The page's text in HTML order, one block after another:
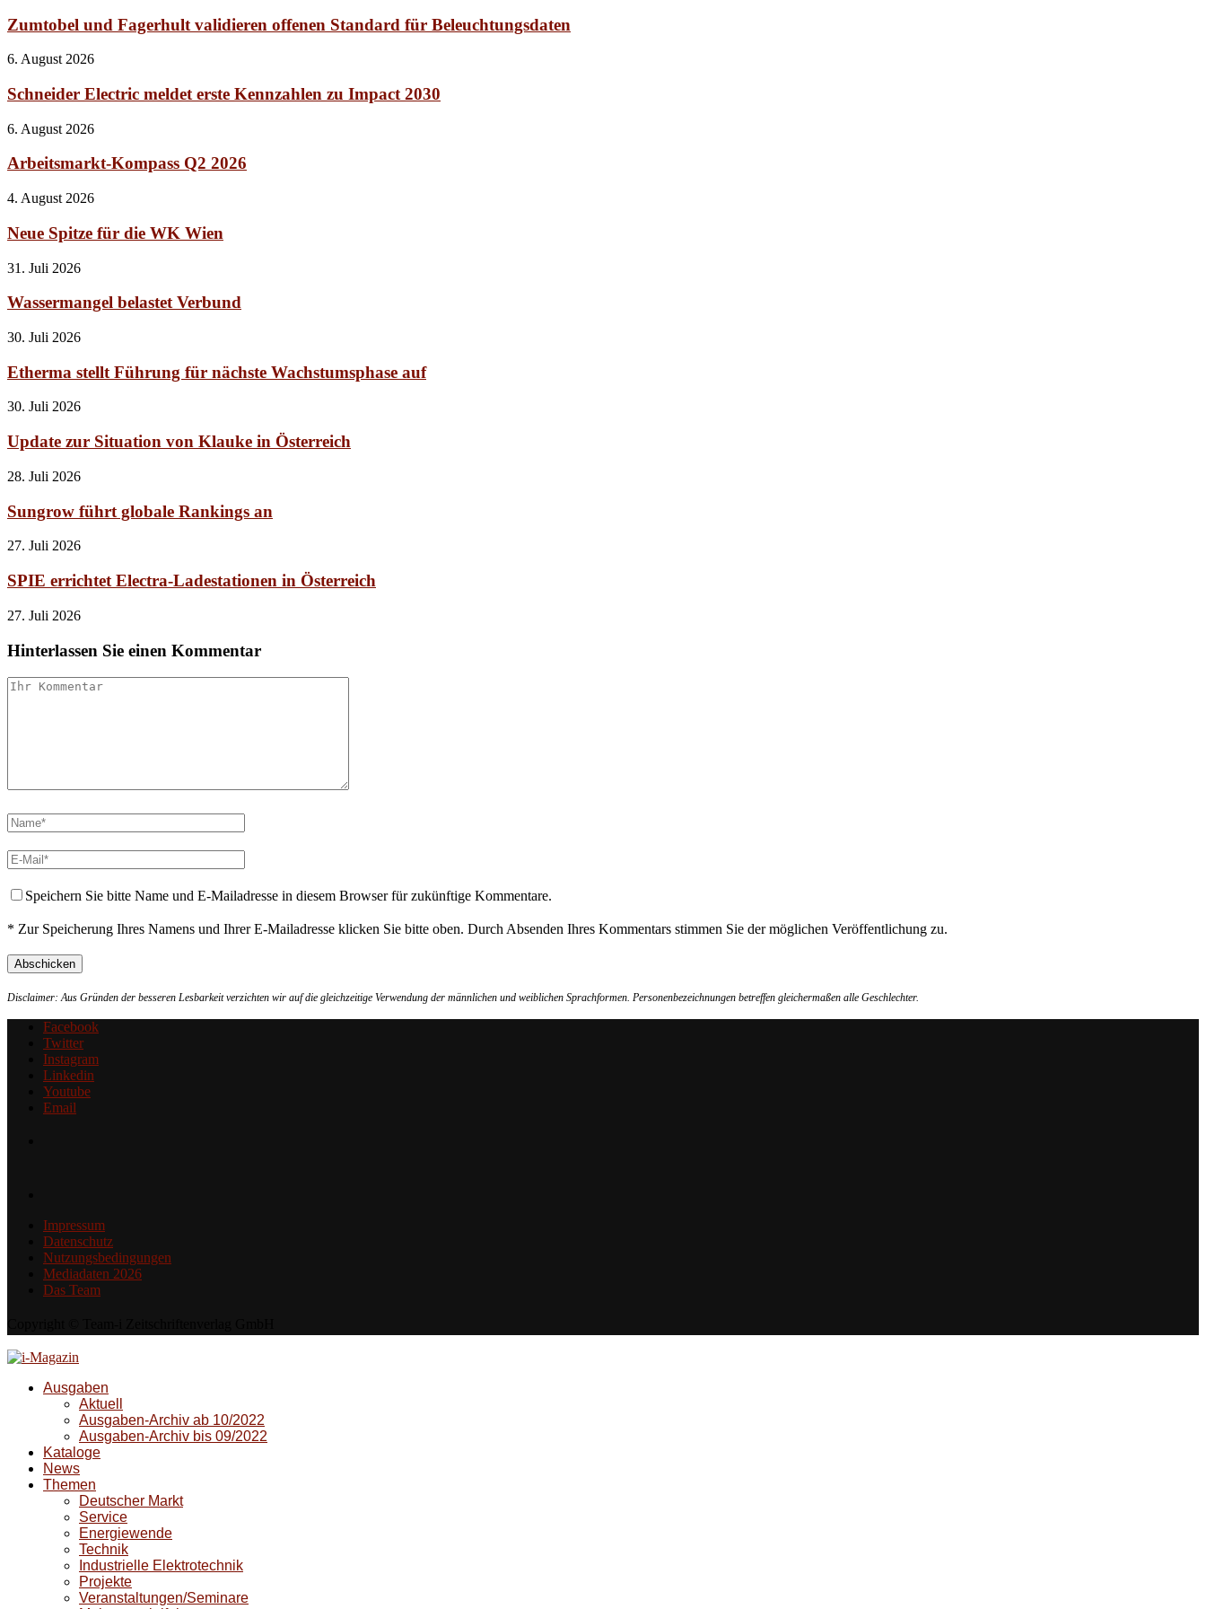
Zumtobel und Fagerhult validieren offenen Standard für Beleuchtungsdaten
6. August 2026
Schneider Electric meldet erste Kennzahlen zu Impact 2030
6. August 2026
Arbeitsmarkt-Kompass Q2 2026
4. August 2026
Neue Spitze für die WK Wien
31. Juli 2026
Wassermangel belastet Verbund
30. Juli 2026
Etherma stellt Führung für nächste Wachstumsphase auf
30. Juli 2026
Update zur Situation von Klauke in Österreich
28. Juli 2026
Sungrow führt globale Rankings an
27. Juli 2026
SPIE errichtet Electra-Ladestationen in Österreich
27. Juli 2026
Hinterlassen Sie einen Kommentar
Speichern Sie bitte Name und E-Mailadresse in diesem Browser für zukünftige Kommentare.
* Zur Speicherung Ihres Namens und Ihrer E-Mailadresse klicken Sie bitte oben. Durch Absenden Ihres Kommentars stimmen Sie der möglichen Veröffentlichung zu.
Disclaimer: Aus Gründen der besseren Lesbarkeit verzichten wir auf die gleichzeitige Verwendung der männlichen und weiblichen Sprachformen. Personenbezeichnungen betreffen gleichermaßen alle Geschlechter.
Facebook
Twitter
Instagram
Linkedin
Youtube
Email
Impressum
Datenschutz
Nutzungsbedingungen
Mediadaten 2026
Das Team
Ausgaben
Aktuell
Ausgaben-Archiv ab 10/2022
Ausgaben-Archiv bis 09/2022
Kataloge
News
Themen
Deutscher Markt
Service
Energiewende
Technik
Industrielle Elektrotechnik
Projekte
Veranstaltungen/Seminare